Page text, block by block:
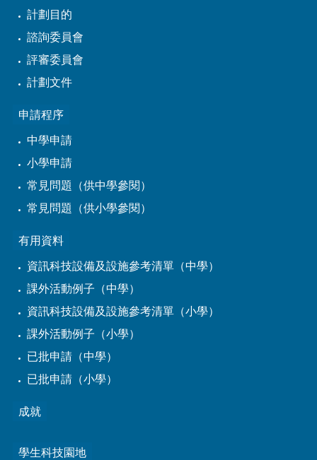
計劃目的
諮詢委員會
評審委員會
計劃文件
申請程序
中學申請
小學申請
常見問題（供中學參閱）
常見問題（供小學參閱）
有用資料
資訊科技設備及設施參考清單（中學）
課外活動例子（中學）
資訊科技設備及設施參考清單（小學）
課外活動例子（小學）
已批申請（中學）
已批申請（小學）
成就
學生科技園地